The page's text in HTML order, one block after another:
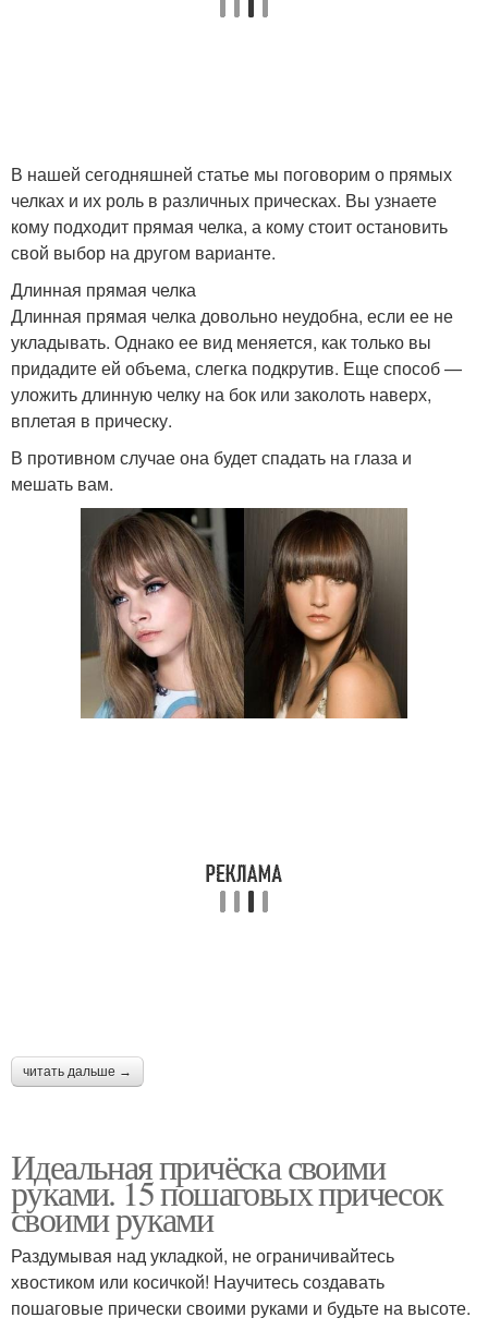
Прически на свадьбу Прически на торжество
Пошаговые прически
Прически на средние
волосы
Прически на длинные
Прически на короткие
волосы
Красивые прически
Прическа в греческом
стиле
Корзиночка из волос
В нашей сегодняшней статье мы поговорим о прямых
челках и их роль в различных прическах. Вы узнаете
кому подходит прямая челка, а кому стоит остановить
свой выбор на другом варианте.
Длинная прямая челка
Длинная прямая челка довольно неудобна, если ее не
укладывать. Однако ее вид меняется, как только вы
придадите ей объема, слегка подкрутив. Еще способ —
уложить длинную челку на бок или заколоть наверх,
вплетая в прическу.
В противном случае она будет спадать на глаза и
мешать вам.
читать дальше →
Идеальная причёска своими
руками. 15 пошаговых причесок
своими руками
Раздумывая над укладкой, не ограничивайтесь
хвостиком или косичкой! Научитесь создавать
пошаговые прически своими руками и будьте на высоте.